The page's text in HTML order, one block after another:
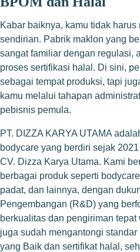
Kabar baiknya, kamu tidak
sendirian. Pabrik maklon yang
sangat familiar dengan regulasi,
proses sertifikasi halal. Di sini,
sebagai tempat produksi, tapi
kamu melalui tahapan
pebisnis pemula.
PT. DIZZA KARYA UTAMA
bodycare yang berdiri sejak
CV. Dizza Karya Utama. Kami
berbagai produk seperti
padat, dan lainnya, dengan
Pengembangan (R&D) yang
berkualitas dan pengiriman
juga sudah mengantongi
yang Baik dan sertifikat halal,